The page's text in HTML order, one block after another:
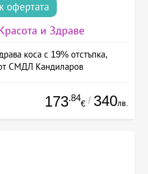
офертата
и Здраве
коса с 19% отстъпка,
СМДЛ Кандиларов
173.84
€ / 340лв.